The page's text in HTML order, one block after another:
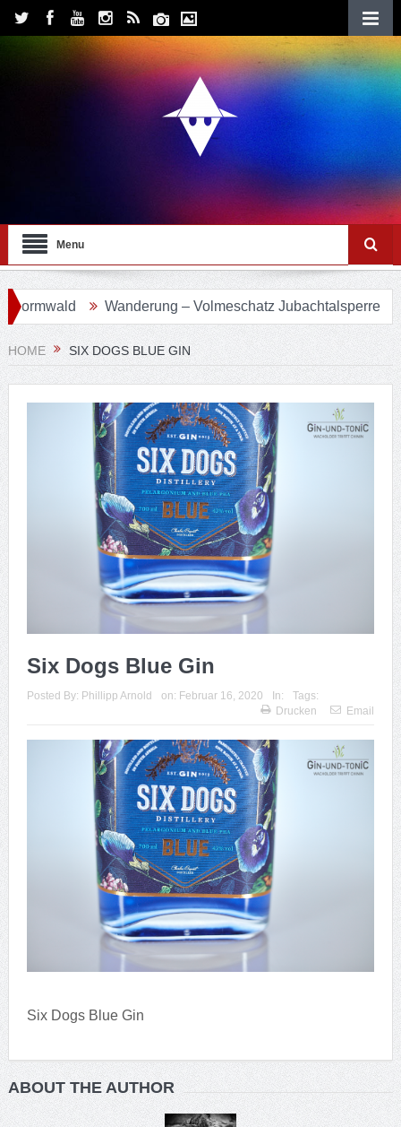
Menu
Wanderung – Volmeschatz Jubachtalsperre
HOME SIX DOGS BLUE GIN
Six Dogs Blue Gin
Posted By: Phillipp Arnold on: Februar 16, 2020 In:
Tags:
Drucken
Email
Six Dogs Blue Gin
ABOUT THE AUTHOR